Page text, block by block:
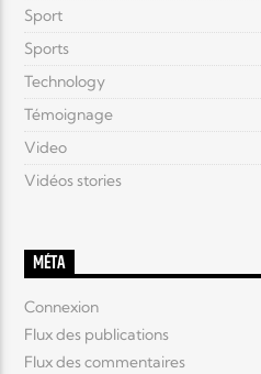
Sport
Sports
Technology
Témoignage
Video
Vidéos stories
MÉTA
Connexion
Flux des publications
Flux des commentaires